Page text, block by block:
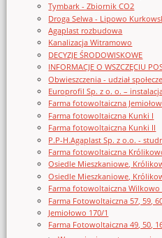
Tymbark - Zbiornik CO2
Droga Selwa - Lipowo
Agaplast rozbudowa
Kanalizacja Witramowo
DECYZJE ŚRODOWISKOWE
INFORMACJE O WSZCZĘCIU
Obwieszczenia - udział
Europrofil Sp. z o. o. –
Farma fotowoltaiczna
Farma fotowoltaiczna Kunki I
Farma fotowoltaiczna Kunki II
P.P-H.Agaplast Sp. z o.o. -
Farma fotowoltaiczna
Osiedle Mieszkaniowe,
Osiedle Mieszkaniowe,
Farma fotowoltaiczna Wilkowo
Farma Fotowoltaiczna 57, 59,
Jemiołowo 170/1
Farma Fotowoltaiczna 49, 50,